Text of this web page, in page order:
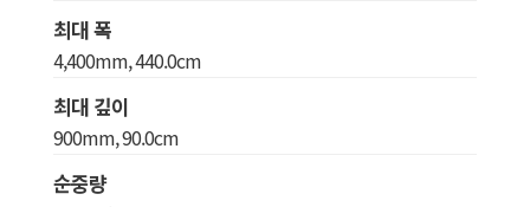
최대 폭
4,400mm, 440.0cm
최대 깊이
900mm, 90.0cm
순중량